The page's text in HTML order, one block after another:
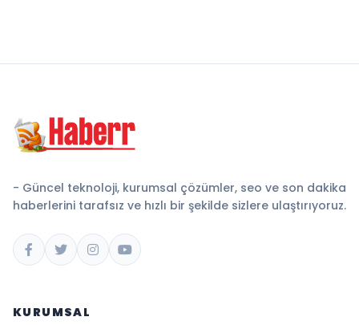
- Güncel teknoloji, kurumsal çözümler, seo ve son dakika
haberlerini tarafsız ve hızlı bir şekilde sizlere ulaştırıyoruz.
KURUMSAL